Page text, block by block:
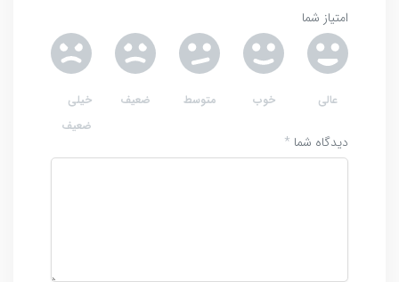
امتیاز شما
خیلی
ضعیف
ضعیف متوسط خوب عالی
دیدگاه شما *